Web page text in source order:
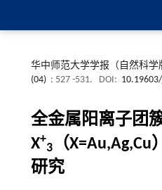
华中师范大学学报（自然科学
(04) : 527 -531. DOI:
全金属阳离子团
X+
3（
研究